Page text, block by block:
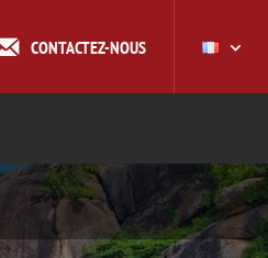
CONTACTEZ-NOUS